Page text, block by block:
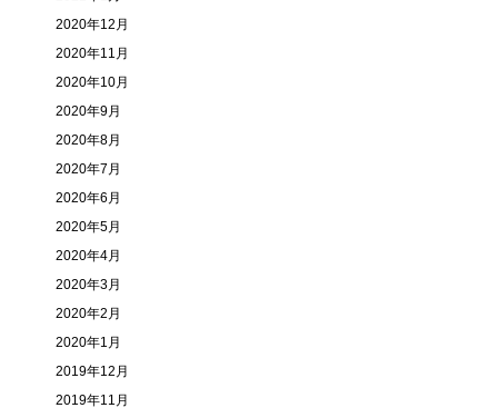
2020年12月
2020年11月
2020年10月
2020年9月
2020年8月
2020年7月
2020年6月
2020年5月
2020年4月
2020年3月
2020年2月
2020年1月
2019年12月
2019年11月